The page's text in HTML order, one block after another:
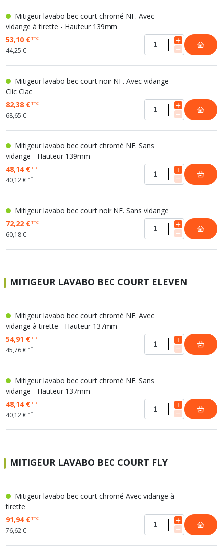
RACCORD GALVA
RACCORD INOX
TUBE LAITON ET ECROU
TUYAU SOUPLE
KIT FIXATION MURAL
COLLECTEUR NOURRICE
VANNE D'ARRET
ROBINET
FLEXIBLE
ETANCHÉITÉ RACCORDEMENT
FIXATION ET SUPPORT
RÉDUCTEUR DE PRESSION
Température
Vase d'expansion
Vanne de Température
Vanne de zone
Vanne équilibrage
Vanne mélangeuse
PAC
CHAUDIÈRE
TUBAGE CHEMINÉE CHAUDIÈRE POÊLE
COMMUNICATION
COLLIER ET FIXATION
CONNEXION
CÂBLE
GAINE
ECLAIRAGE
ECLAIRAGE PORTATIF
LAMPE ET TORCHE
PILES ET ACCUMULATEURS
BLOC DE SÉCURITÉ
SYSTÈMES DE SÉCURITÉ
VMC ET VENTILATION
VOTRE SOLUTION CHAUFFAGE
Mitigeur lavabo bec court chromé NF. Avec
vidange à tirette - Hauteur 139mm
53,10 €TTC
44,25 € HT
Mitigeur lavabo bec court noir NF. Avec vidange
Clic Clac
82,38 €TTC
68,65 € HT
Mitigeur lavabo bec court chromé NF. Sans
vidange - Hauteur 139mm
48,14 €TTC
40,12 € HT
Mitigeur lavabo bec court noir NF. Sans vidange
72,22 €TTC
60,18 € HT
MITIGEUR LAVABO BEC COURT ELEVEN
Mitigeur lavabo bec court chromé NF. Avec
vidange à tirette - Hauteur 137mm
54,91 €TTC
45,76 € HT
Mitigeur lavabo bec court chromé NF. Sans
vidange - Hauteur 137mm
48,14 €TTC
40,12 € HT
MITIGEUR LAVABO BEC COURT FLY
Mitigeur lavabo bec court chromé Avec vidange à
tirette
91,94 €TTC
76,62 € HT